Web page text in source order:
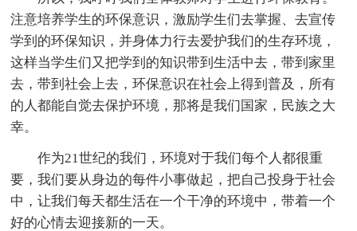
注意培养学生的环保意识，激励学生们去掌握、去宣传
学到的环保知识，并身体力行去爱护我们的生存环境，
这样当学生们又把学到的知识带到生活中去，带到家里
去，带到社会上去，环保意识在社会上得到普及，所有
的人都能自觉去保护环境，那将是我们国家，民族之大
幸。
作为21世纪的我们，环境对于我们每个人都很重
要，我们要从身边的每件小事做起，把自己投身于社会
中，让我们每天都生活在一个干净的环境中，带着一个
好的心情去迎接新的一天。